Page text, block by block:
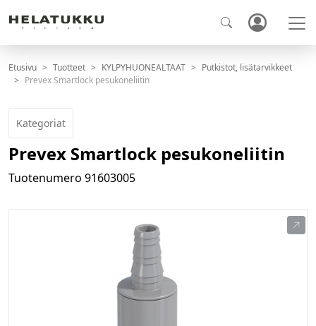
Etusivu Tuotteet KYLPYHUONEALTAAT
Putkistot, lisätarvikkeet
Prevex Smartlock pesukoneliitin
Kategoriat
Prevex Smartlock pesukoneliitin
Tuotenumero 91603005